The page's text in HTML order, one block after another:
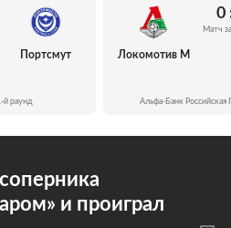
Портсмут
й раунд
Локомотив М
0
Матч
Альфа-Банк Российская
и проиграл